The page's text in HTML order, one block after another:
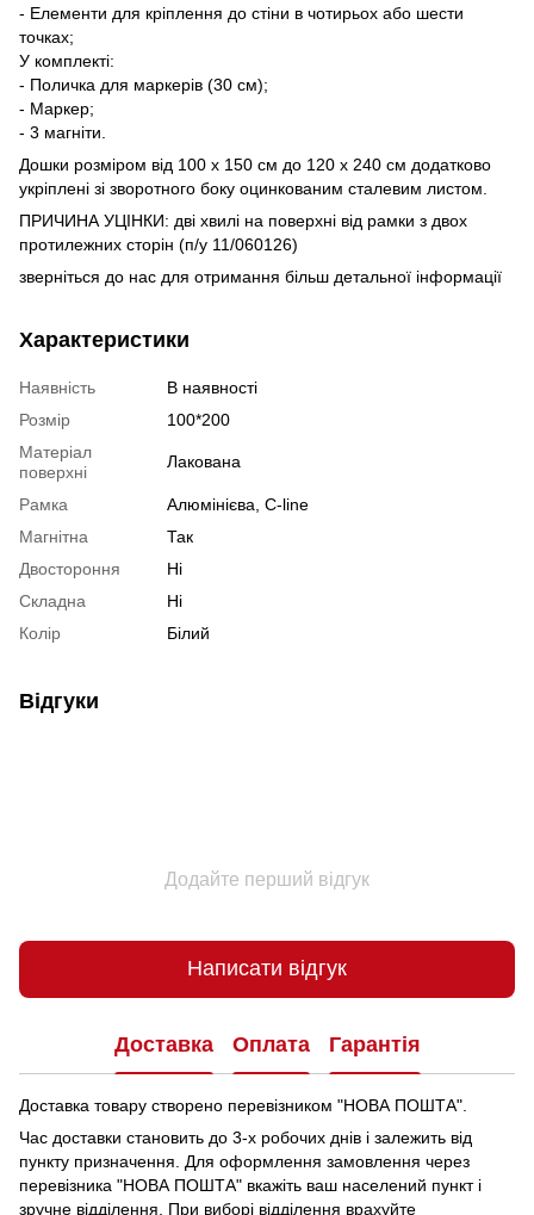
- Елементи для кріплення до стіни в чотирьох або шести
точках;
У комплекті:
- Поличка для маркерів (30 см);
- Маркер;
- 3 магніти.
Дошки розміром від 100 х 150 см до 120 х 240 см додатково
укріплені зі зворотного боку оцинкованим сталевим листом.
ПРИЧИНА УЦІНКИ: дві хвилі на поверхні від рамки з двох
протилежних сторін (п/у 11/060126)
зверніться до нас для отримання більш детальної інформації
Характеристики
Наявність
В наявності
Розмір
100*200
Матеріал
поверхні
Лакована
Рамка
Алюмінієва, C-line
Магнітна
Так
Двостороння
Ні
Складна
Ні
Колір
Білий
Відгуки
Додайте перший відгук
Написати відгук
Доставка Оплата Гарантія
Доставка товару створено перевізником "НОВА ПОШТА".
Час доставки становить до 3-х робочих днів і залежить від
пункту призначення. Для оформлення замовлення через
перевізника "НОВА ПОШТА" вкажіть ваш населений пункт і
зручне відділення.
При виборі відділення врахуйте